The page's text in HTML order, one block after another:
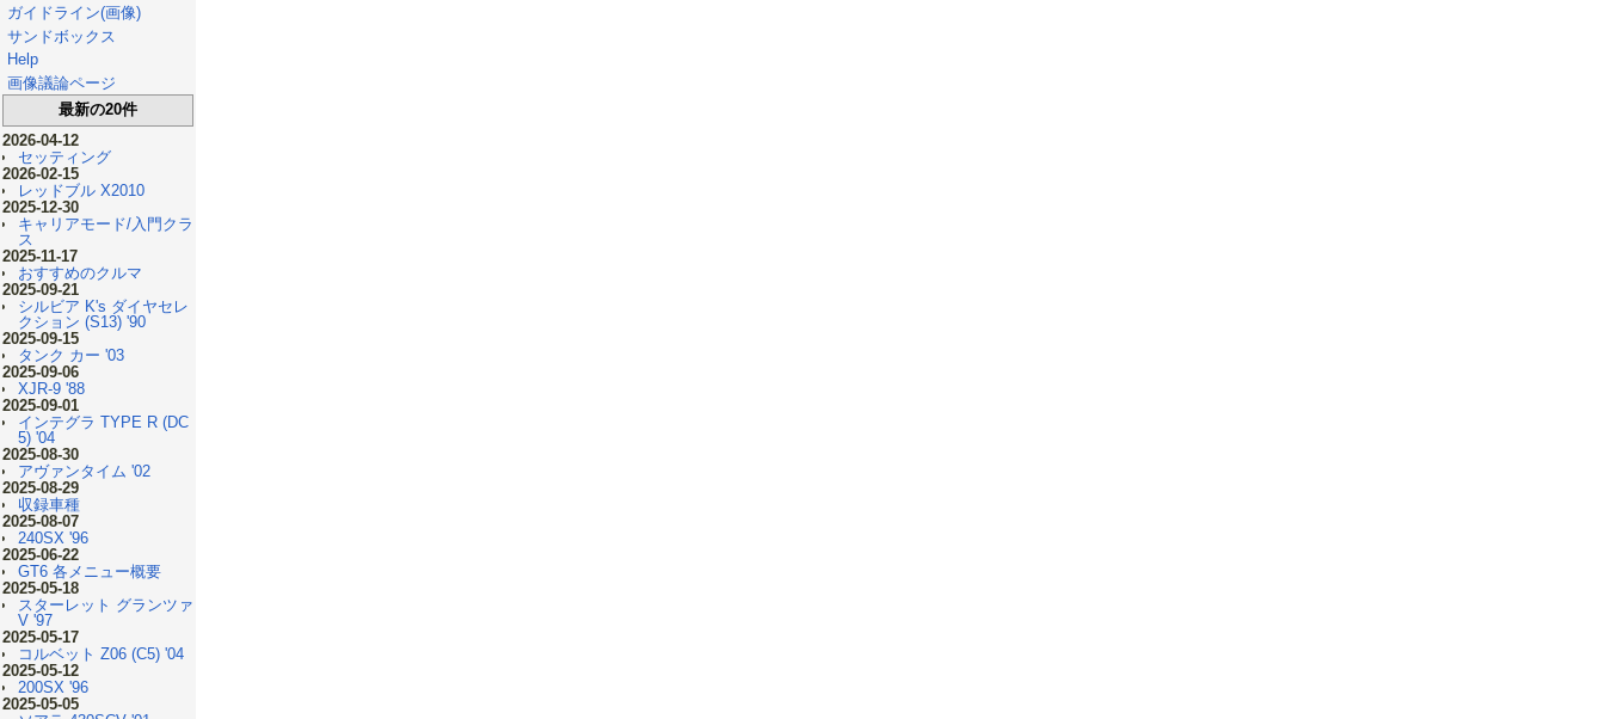
ガイドライン(画像)
サンドボックス
Help
画像議論ページ
最新の20件
2026-04-12
セッティング
2026-02-15
レッドブル X2010
2025-12-30
キャリアモード/入門クラ
ス
2025-11-17
おすすめのクルマ
2025-09-21
シルビア K's ダイヤセレ
クション (S13) '90
2025-09-15
タンク カー '03
2025-09-06
XJR-9 '88
2025-09-01
インテグラ TYPE R (DC
5) '04
2025-08-30
アヴァンタイム '02
2025-08-29
収録車種
2025-08-07
240SX '96
2025-06-22
GT6 各メニュー概要
2025-05-18
スターレット グランツァ
V '97
2025-05-17
コルベット Z06 (C5) '04
2025-05-12
200SX '96
2025-05-05